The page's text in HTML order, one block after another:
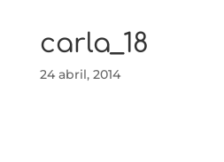
carla_18
24 abril, 2014